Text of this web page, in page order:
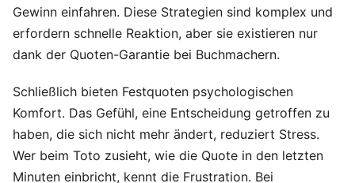
Gewinn einfahren. Diese Strategien sind komplex und
erfordern schnelle Reaktion, aber sie existieren nur
dank der Quoten-Garantie bei Buchmachern.
Schließlich bieten Festquoten psychologischen
Komfort. Das Gefühl, eine Entscheidung getroffen zu
haben, die sich nicht mehr ändert, reduziert Stress.
Wer beim Toto zusieht, wie die Quote in den letzten
Minuten einbricht, kennt die Frustration. Bei